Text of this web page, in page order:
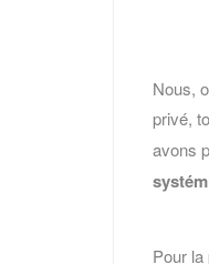
Nous,
privé,
avons
Pour la